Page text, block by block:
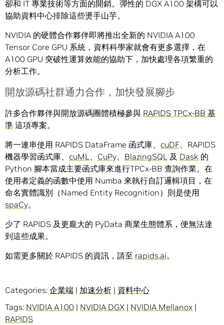
卻和 IT 專業技術等方面的開銷。彈性的 DGX A100 架構可以
協助資料中心排除這些燙手山芋。
NVIDIA 的硬體合作夥伴即將推出全新的 NVIDIA A100
Tensor Core GPU 系統，資料科學家就會有更多選擇，在
A100 GPU 突破性運算效能的協助下，加快處理各項繁重的
分析工作。
開放源碼社群通力合作，加快發展腳步
許多合作夥伴與開放源碼團體積極參與 RAPIDS TPCx-BB 基
準 這項專案。
將一連串使用 RAPIDS DataFrame 函式庫、 cuDF、RAPIDS
機器學習函式庫、 cuML、 CuPy、 BlazingSQL 及 Dask 的
Python 腳本當成主要函式庫來進行TPCx-BB 查詢作業。在
使用者定義的函數中使用 Numba 來執行自訂邏輯項目，在
命名實體識別（Named Entity Recognition）則是使用
spaCy。
少了 RAPIDS 及更龐大的 PyData 商業生態體系，便無法達
到這些成果。
如需更多關於 RAPIDS 的資訊，請至 rapids.ai。
Categories: 企業端 | 加速分析 | 資料中心
Tags: NVIDIA A100 | NVIDIA DGX | NVIDIA Mellanox |
RAPIDS